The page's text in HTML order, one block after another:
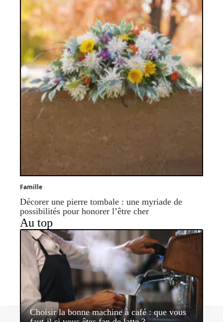
Famille
Décorer une pierre tombale : une myriade de
possibilités pour honorer l’être cher
Au top
Choisir la bonne machine à café : que vous
Contact Mentions légales Sitemap